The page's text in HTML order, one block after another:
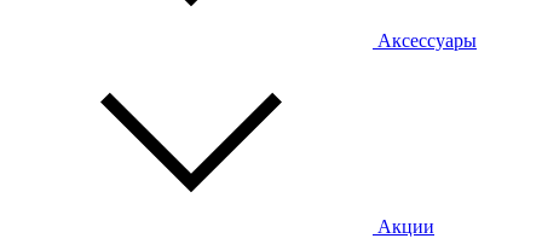
Аксессуары
Акции